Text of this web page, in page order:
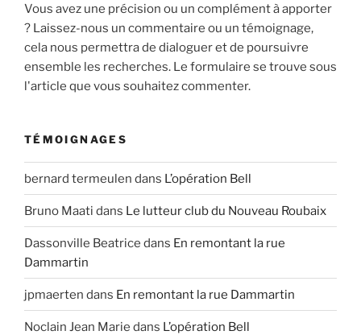
Vous avez une précision ou un complément à apporter
? Laissez-nous un commentaire ou un témoignage,
cela nous permettra de dialoguer et de poursuivre
ensemble les recherches. Le formulaire se trouve sous
l'article que vous souhaitez commenter.
TÉMOIGNAGES
bernard termeulen dans L’opération Bell
Bruno Maati dans Le lutteur club du Nouveau Roubaix
Dassonville Beatrice dans En remontant la rue
Dammartin
jpmaerten dans En remontant la rue Dammartin
Noclain Jean Marie dans L’opération Bell